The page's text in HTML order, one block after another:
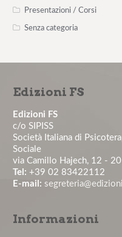
Consulenza
Il colloquio
La
La valutazione
Presentazioni / Corsi
Senza categoria
Edizioni FS
Edizioni FS
c/o SIPISS
Società Italiana di
Sociale
via Camillo Hajech, 12 -
Tel: +39 02 83422112
E-mail:
Informazioni